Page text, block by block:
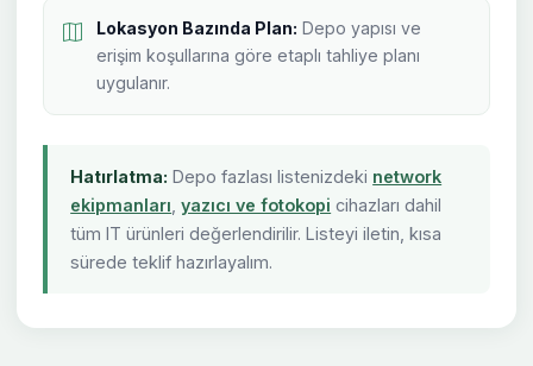
Lokasyon Bazında Plan: Depo yapısı ve
erişim koşullarına göre etaplı tahliye planı
uygulanır.
Hatırlatma: Depo fazlası listenizdeki network
ekipmanları ,yazıcı ve fotokopi cihazları dahil
tüm IT ürünleri değerlendirilir. Listeyi iletin, kısa
sürede teklif hazırlayalım.